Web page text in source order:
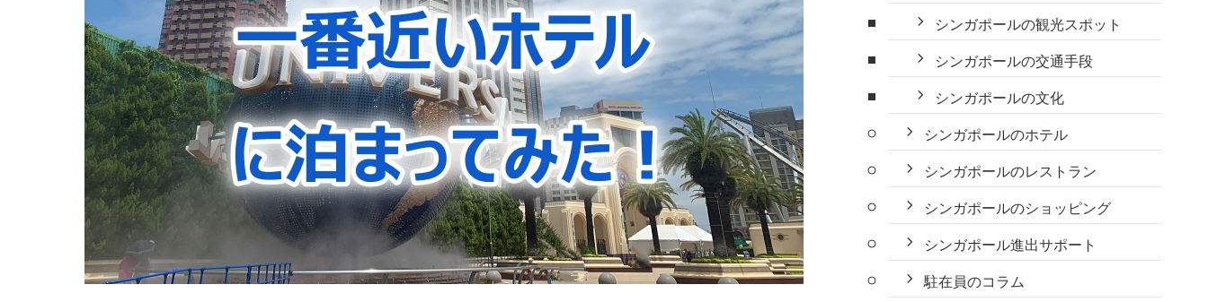
シンガポールの観光スポット
シンガポールの交通手段
シンガポールの文化
シンガポールのホテル
シンガポールのレストラン
シンガポールのショッピング
シンガポール進出サポート
駐在員のコラム